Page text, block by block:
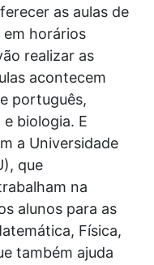
as aulas de
horários
realizar as
acontecem
português,
biologia. E
a Universidade
que
na
alunos para as
Física,
também ajuda